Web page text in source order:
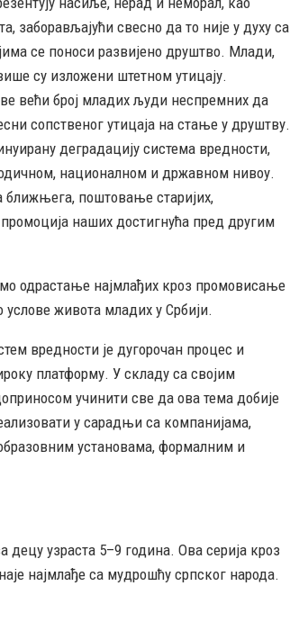
свесно да то није у духу са
се поноси развијено друштво. Млади,
су изложени штетном утицају.
већи број младих људи неспремних да
сопственог утицаја на стање у друштву.
деградацију система вредности,
националном и државном нивоу.
ближњега, поштовање старијих,
наших достигнућа пред другим
одрастање најмлађих кроз промовисање
живота младих у Србији.
вредности је дугорочан процес и
платформу. У складу са својим
учинити све да ова тема добије
у сарадњи са компанијама,
установама, формалним и
узраста 5–9 година. Oва серија кроз
најмлађе са мудрошћу српског народа.
РОЂЕН ЈЕ ПИЈАНИСТА АЛЕКСАНДАР
МАЏАР